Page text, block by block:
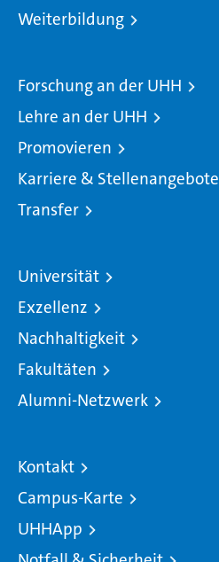
Weiterbildung
Forschung an der UHH
Lehre an der UHH
Promovieren
Karriere & Stellenangebote
Transfer
Universität
Exzellenz
Nachhaltigkeit
Fakultäten
Alumni-Netzwerk
Kontakt
Campus-Karte
UHHApp